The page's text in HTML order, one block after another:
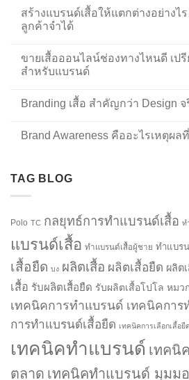
สร้างแบรนด์เสื้อให้แตกต่างอย่างไ
ลูกค้าจำได้
ขายเสื้อออนไลน์ช่องทางไหนดี เป
สำหรับแบรนด์
Branding เสื้อ สำคัญกว่า Design จ
Brand Awareness คืออะไรเหตุผ
TAG BLOG
Polo TC กลยุทธ์การทำแบรนด์เสื้อ ท
แบรนด์เสื้อ ทำแบรนด์เสื้อผู้ชาย ทำแบร
เสื้อยืด บง ผลิตเสื้อ ผลิตเสื้อยืด ผลิต
เสื้อ รับผลิตเสื้อยืด รับผลิตเสื้อโปโล หมว
เทคนิคการทำแบรนด์ เทคนิคการ
การทำแบรนด์เสื้อยืด เทคนิคการเลือกเสื้อยืด
เทคนิคทำแบรนด์ เทคนิ
ตลาด เทคนิคทำแบรนด์ มุมม